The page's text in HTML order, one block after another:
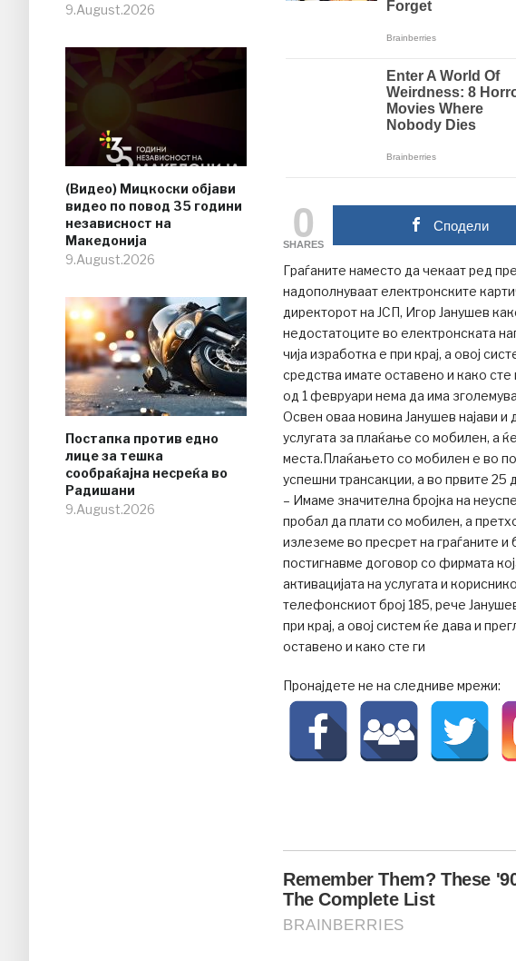
9.August.2026
(Видео) Мицкоски објави
видео по повод 35 години
независност на
Македонија
9.August.2026
Постапка против едно
лице за тешка
сообраќајна несреќа во
Радишани
9.August.2026
0
SHARES
Сподели
Граѓаните наместо да чекаат ред
надополнуваат електронските
директорот на ЈСП, Игор Јанушев
недостатоците во електронската
чија изработка е при крај, а овој
средства имате оставено и како
од 1 февруари нема да има
Освен оваа новина Јанушев најави и
услугата за плаќање со мобилен, а
места.Плаќањето со мобилен е во
успешни трансакции, а во првите 25
– Имаме значителна бројка на
пробал да плати со мобилен, а
излеземе во пресрет на граѓаните
постигнавме договор со фирмата
активацијата на услугата и
телефонскиот број 185, рече
при крај, а овој систем ќе дава и
оставено и како сте ги
Пронајдете не на следниве мрежи: